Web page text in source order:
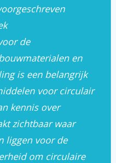
de
en
is een belangrijk
voor circulair
kennis over
zichtbaar waar
liggen voor de
om circulaire